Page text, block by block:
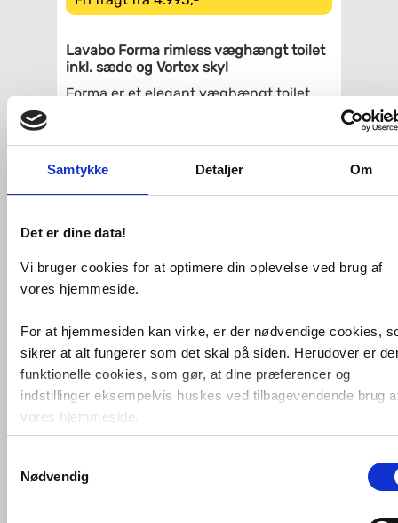
Samtykke Detaljer Om
Det er dine data!
Vi bruger cookies for at optimere din oplevelse ved brug af
vores hjemmeside.
For at hjemmesiden kan virke, er der nødvendige cookies,
sikrer at alt fungerer som det skal på siden. Herudover er
funktionelle cookies, som gør, at dine præferencer og
indstillinger eksempelvis huskes ved tilbagevendende brug
vores hjemmeside.
Foruden nødvendige og funktionelle cookies er der
cookies. Disse bruger vi bl.a. til at måle trafik, omsætning,
Nødvendig
Lavabo Forma rimless væghængt toilet
inkl. sæde og Vortex skyl
Forma er et elegant væghængt toilet
skyllesystem kombinerer design,
meget støjsvagt.
Toilettet har desuden en nyudviklet
vandsparefunktion på 4,5 liter. Hertil
kommer det nyudviklede Anti-Dryp
modvirker dannelsen af kalk i
toiletkummen.
Leveres inkl. toiletsæde med Soft-Close
og Quick Release og monteringssæt til
indbygningscisterne.
Toilettets geometriske design er